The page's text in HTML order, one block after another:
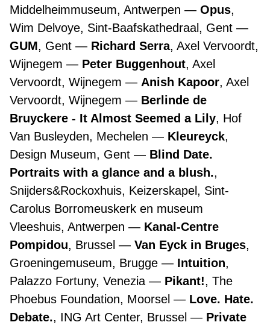
Middelheimmuseum, Antwerpen
Opus,
Wim Delvoye, Sint-Baafskathedraal, Gent
GUM, Gent Richard Serra, Axel Vervoordt,
Wijnegem
Peter Buggenhout, Axel
Vervoordt, Wijnegem
Anish Kapoor, Axel
Vervoordt, Wijnegem
Berlinde de
Bruyckere - It Almost Seemed a Lily, Hof
Van Busleyden, Mechelen
Kleureyck,
Design Museum, Gent
Blind Date.
Portraits with a glance and a blush.,
Snijders&Rockoxhuis, Keizerskapel, Sint-
Carolus Borromeuskerk en museum
Vleeshuis, Antwerpen
Kanal-Centre
Pompidou, Brussel Van Eyck in Bruges,
Groeningemuseum, Brugge
Intuition,
Palazzo Fortuny, Venezia
Pikant!, The
Phoebus Foundation, Moorsel
Love. Hate.
Debate., ING Art Center, Brussel
Private